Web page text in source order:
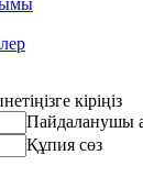
кіріңіз
Пайдаланушы
Құпия сөз